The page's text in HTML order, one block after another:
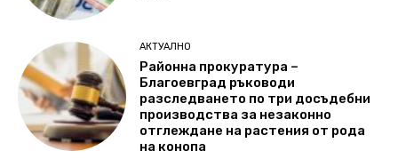
АКТУАЛНО
Районна прокуратура –
Благоевград ръководи
разследването по три досъдебни
производства за незаконно
отглеждане на растения от рода
на конопа